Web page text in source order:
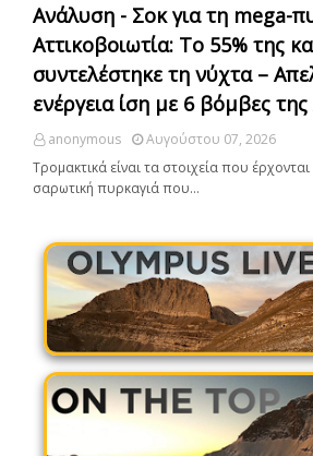
Ανάλυση - Σοκ για τη mega-
Αττικοβοιωτία: Το 55% της
συντελέστηκε τη νύχτα –
ενέργεια ίση με 6 βόμβες της
anonymous
Αυγούστου 07, 2026
Τρομακτικά είναι τα στοιχεία που
σαρωτική πυρκαγιά που…